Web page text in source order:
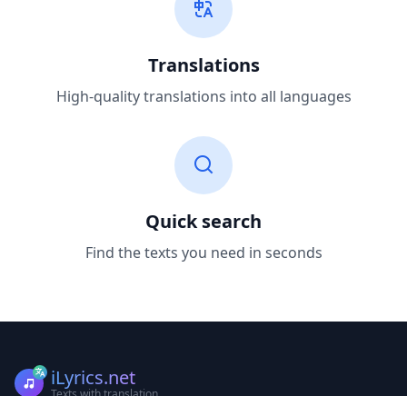
Translations
High-quality translations into all languages
Quick search
Find the texts you need in seconds
iLyrics.net